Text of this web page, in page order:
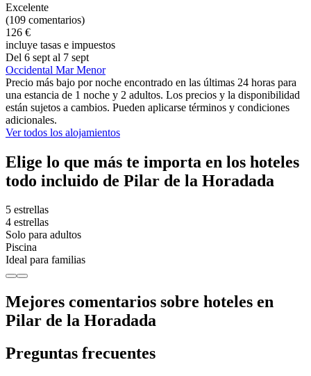
Excelente
(109 comentarios)
126 €
incluye tasas e impuestos
Del 6 sept al 7 sept
Occidental Mar Menor
Precio más bajo por noche encontrado en las últimas 24 horas para
una estancia de 1 noche y 2 adultos. Los precios y la disponibilidad
están sujetos a cambios. Pueden aplicarse términos y condiciones
adicionales.
Ver todos los alojamientos
Elige lo que más te importa en los hoteles
todo incluido de Pilar de la Horadada
5 estrellas
4 estrellas
Solo para adultos
Piscina
Ideal para familias
Mejores comentarios sobre hoteles en
Pilar de la Horadada
Preguntas frecuentes